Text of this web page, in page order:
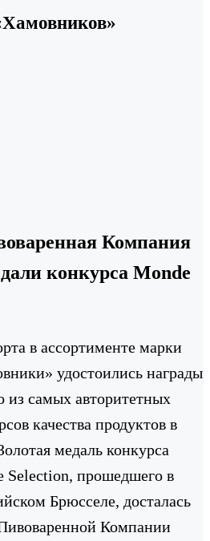
Компания
конкурса Monde
в ассортименте марки
удостоились награды
из самых авторитетных
качества продуктов в
медаль конкурса
Selection, прошедшего в
Брюсселе, досталась
Компании